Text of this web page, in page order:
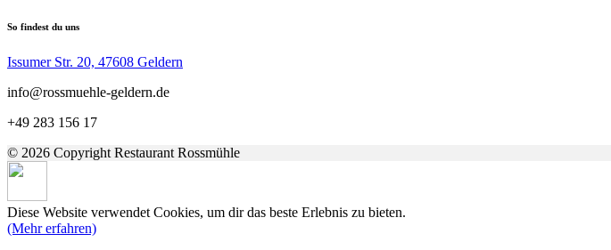
So findest du uns
Issumer Str. 20, 47608 Geldern
info@rossmuehle-geldern.de
+49 283 156 17
© 2026 Copyright Restaurant Rossmühle
Diese Website verwendet Cookies, um dir das beste Erlebnis zu bieten.
(Mehr erfahren)